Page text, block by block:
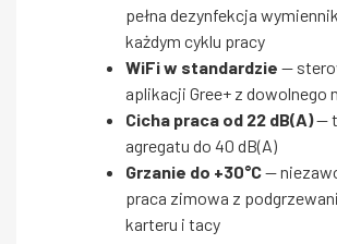
pełna dezynfekcja
każdym cyklu pracy
WiFi w standardzie —
aplikacji Gree+ z dowolnego
Cicha praca od 22 dB(A)—
agregatu do 40 dB(A)
Grzanie do +30°C—
praca zimowa z
karteru i tacy